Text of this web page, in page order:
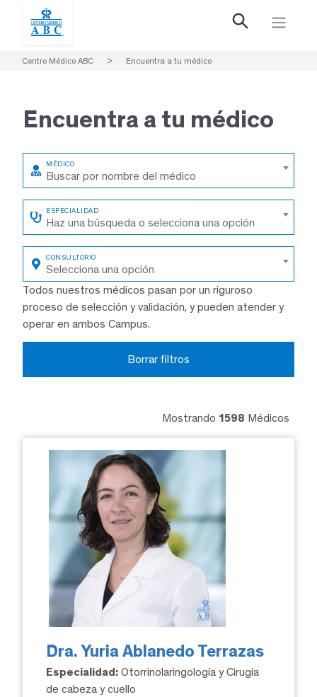
Centro Médico ABC > Encuentra a tu médico
Encuentra a tu médico
Buscar por nombre del médico
Haz una búsqueda o selecciona una opción
Selecciona una opción
Todos nuestros médicos pasan por un riguroso
proceso de selección y validación, y pueden atender y
operar en ambos Campus.
Borrar filtros
Mostrando 1598 Médicos
Dra. Yuria Ablanedo Terrazas
Especialidad: Otorrinolaringología y Cirugía
de cabeza y cuello